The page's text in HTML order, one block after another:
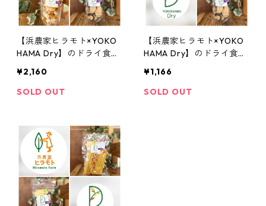
【浜農家ヒラモト×YOKO
HAMA Dry】のドライ食品
¥2,160
SOLD OUT
【浜農家ヒラモト×YOKO
HAMA Dry】のドライ食品
Y浜なし)
¥1,166
SOLD OUT